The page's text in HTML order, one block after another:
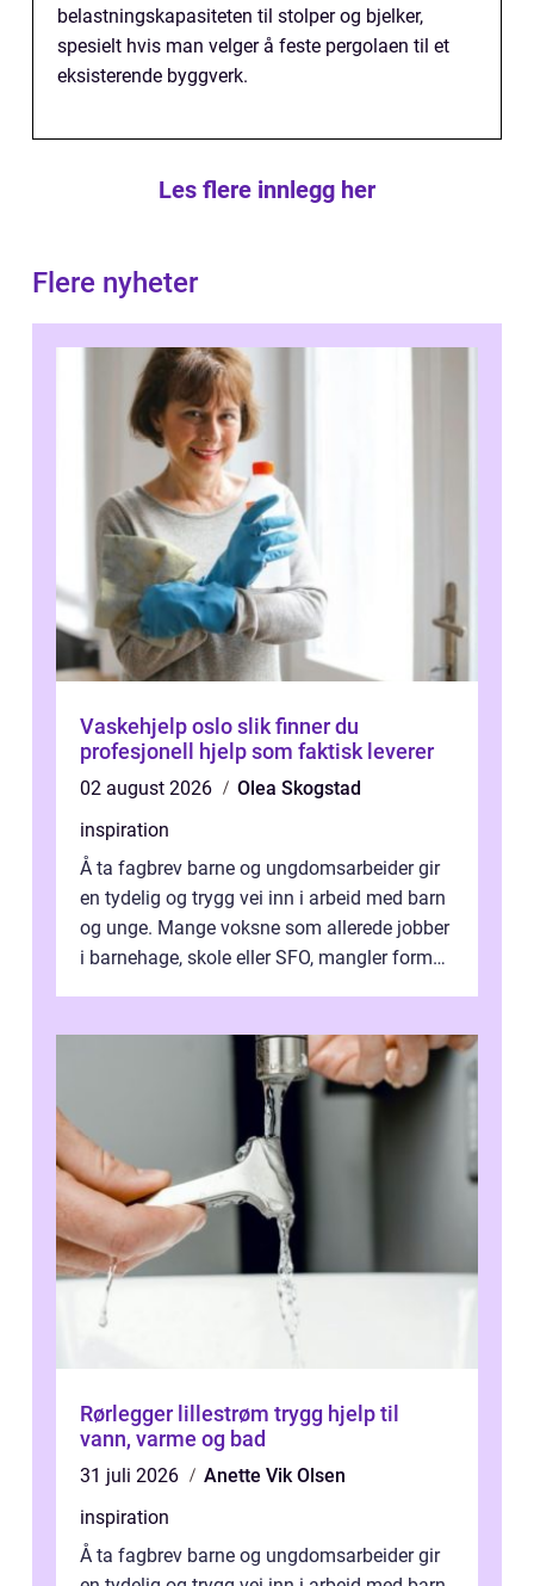
belastningskapasiteten til stolper og bjelker,
spesielt hvis man velger å feste pergolaen til et
eksisterende byggverk.
Les flere innlegg her
Flere nyheter
Vaskehjelp oslo slik finner du
profesjonell hjelp som faktisk leverer
02 august 2026
Olea Skogstad
inspiration
Å ta fagbrev barne og ungdomsarbeider gir
en tydelig og trygg vei inn i arbeid med barn
og unge. Mange voksne som allerede jobber
i barnehage, skole eller SFO, mangler formell
Rørlegger lillestrøm trygg hjelp til
vann, varme og bad
31 juli 2026
Anette Vik Olsen
inspiration
Å ta fagbrev barne og ungdomsarbeider gir